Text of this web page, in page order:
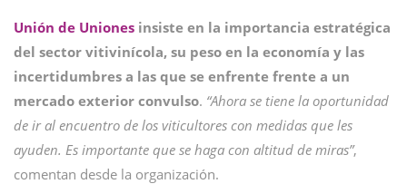
Unión de Uniones insiste en la importancia estratégica
del sector vitivinícola, su peso en la economía y las
incertidumbres a las que se enfrente frente a un
mercado exterior convulso. “Ahora se tiene la oportunidad
de ir al encuentro de los viticultores con medidas que les
ayuden. Es importante que se haga con altitud de miras”,
comentan desde la organización.